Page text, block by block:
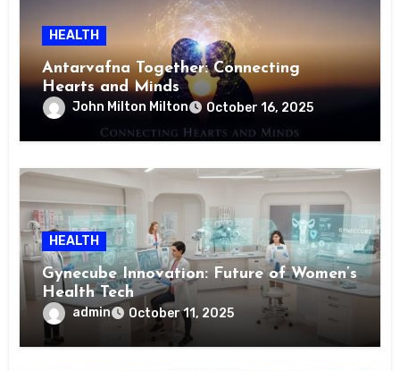
HEALTH
Antarvafna Together: Connecting
Hearts and Minds
John Milton Milton October 16, 2025
HEALTH
Gynecube Innovation: Future of Women’s
Health Tech
admin October 11, 2025